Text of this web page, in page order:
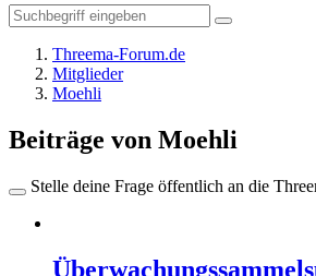
Threema-Forum.de
Mitglieder
Moehli
Beiträge von Moehli
Stelle deine Frage öffentlich an die